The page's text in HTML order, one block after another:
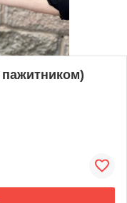
пажитником)